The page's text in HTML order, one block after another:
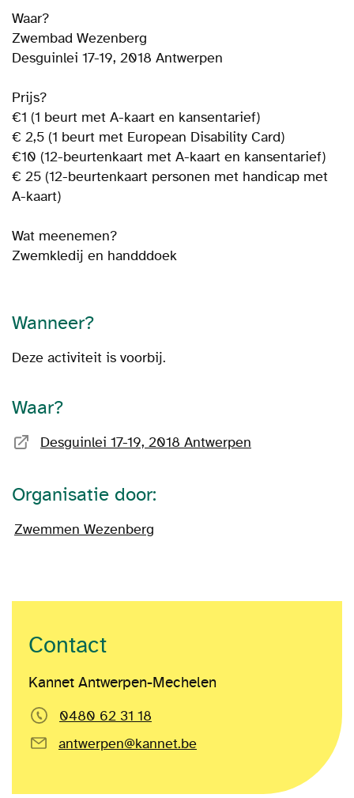
Waar?
Zwembad Wezenberg
Desguinlei 17-19, 2018 Antwerpen
Prijs?
€1 (1 beurt met A-kaart en kansentarief)
€ 2,5 (1 beurt met European Disability Card)
€10 (12-beurtenkaart met A-kaart en kansentarief)
€ 25 (12-beurtenkaart personen met handicap met
A-kaart)
Wat meenemen?
Zwemkledij en handddoek
Wanneer?
Deze activiteit is voorbij.
Waar?
Desguinlei 17-19, 2018 Antwerpen
Organisatie door:
Zwemmen Wezenberg
Contact
Kannet Antwerpen-Mechelen
0480 62 31 18
antwerpen@kannet.be